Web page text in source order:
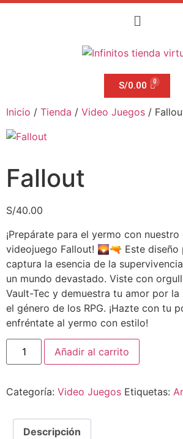
S/0.00
Inicio / Tienda / Video Juegos /
Fallout
S/40.00
¡Prepárate para el yermo con
videojuego Fallout! 🌄🔫 Este
captura la esencia de la
un mundo devastado. Viste con
Vault-Tec y demuestra tu amor por la
el género de los RPG. ¡Hazte con tu
enfréntate al yermo con estilo!
Añadir al carrito
Categoría: Video Juegos Etiquetas:
Descripción